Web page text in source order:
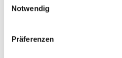
Notwendig
Präferenzen
Termine